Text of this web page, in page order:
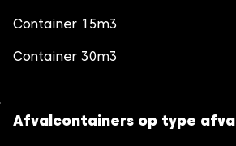
Container 15m3
Container 30m3
Afvalcontainers op type afval